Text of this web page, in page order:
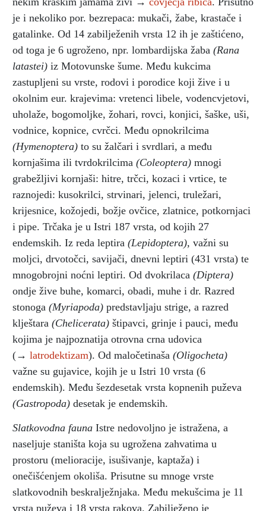
je i nekoliko por. bezrepaca: mukači, žabe, krastače i
gatalinke. Od 14 zabilježenih vrsta 12 ih je zaštićeno,
od toga je 6 ugroženo, npr. lombardijska žaba (Rana
latastei) iz Motovunske šume. Među kukcima
zastupljeni su vrste, rodovi i porodice koji žive i u
okolnim eur. krajevima: vretenci libele, vodencvjetovi,
uholaže, bogomoljke, žohari, rovci, konjici, šaške, uši,
vodnice, kopnice, cvrčci. Među opnokrilcima
(Hymenoptera) to su žalčari i svrdlari, a među
kornjašima ili tvrdokrilcima (Coleoptera) mnogi
grabežljivi kornjaši: hitre, trčci, kozaci i vrtice, te
raznojedi: kusokrilci, strvinari, jelenci, truležari,
krijesnice, kožojedi, božje ovčice, zlatnice, potkornjaci
i pipe. Trčaka je u Istri 187 vrsta, od kojih 27
endemskih. Iz reda leptira (Lepidoptera), važni su
moljci, drvotočci, savijači, dnevni leptiri (431 vrsta) te
mnogobrojni noćni leptiri. Od dvokrilaca (Diptera)
ondje žive buhe, komarci, obadi, muhe i dr. Razred
stonoga (Myriapoda) predstavljaju strige, a razred
klještara (Chelicerata) štipavci, grinje i pauci, među
kojima je najpoznatija otrovna crna udovica
(→ latrodektizam). Od maločetinaša (Oligocheta)
važne su gujavice, kojih je u Istri 10 vrsta (6
endemskih). Među šezdesetak vrsta kopnenih puževa
(Gastropoda) desetak je endemskih.
Slatkovodna fauna Istre nedovoljno je istražena, a
naseljuje staništa koja su ugrožena zahvatima u
prostoru (melioracije, isušivanje, kaptaža) i
onečišćenjem okoliša. Prisutne su mnoge vrste
slatkovodnih beskralježnjaka. Među mekušcima je 11
vrsta puževa i 18 vrsta rakova. Zabilježeno je